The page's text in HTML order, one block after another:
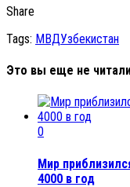
Share
Tags: МВДУзбекистан
Это вы еще не
0
Мир
4000 в год